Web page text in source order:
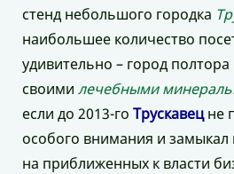
стенд небольшого городка
наибольшее количество
удивительно – город полтора
своими лечебными
если до 2013-го Трускавецне
особого внимания и
на приближенных к власти